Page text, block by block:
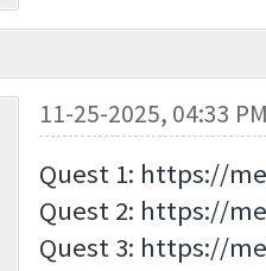
11-25-2025, 04:33
Quest 1: https://
Quest 2: https://
Quest 3: https://